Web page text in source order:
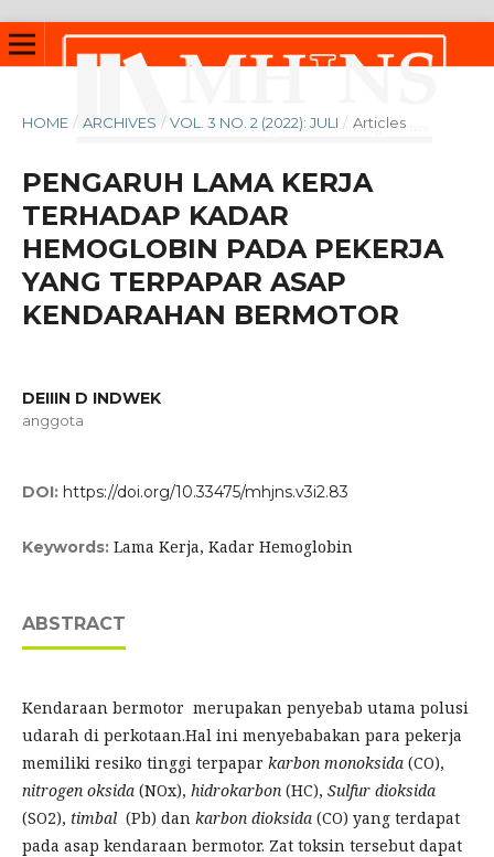
HOME / ARCHIVES / VOL. 3 NO. 2 (2022): JULI / Articles
PENGARUH LAMA KERJA
TERHADAP KADAR
HEMOGLOBIN PADA PEKERJA
YANG TERPAPAR ASAP
KENDARAHAN BERMOTOR
DEIIIN D INDWEK
anggota
DOI: https://doi.org/10.33475/mhjns.v3i2.83
Keywords: Lama Kerja, Kadar Hemoglobin
ABSTRACT
Kendaraan bermotor merupakan penyebab utama polusi
udarah di perkotaan.Hal ini menyebabakan para pekerja
memiliki resiko tinggi terpapar karbon monoksida (CO),
nitrogen oksida (NOx), hidrokarbon (HC), Sulfur dioksida
(SO2), timbal (Pb) dan karbon dioksida (CO) yang terdapat
pada asap kendaraan bermotor. Zat toksin tersebut dapat